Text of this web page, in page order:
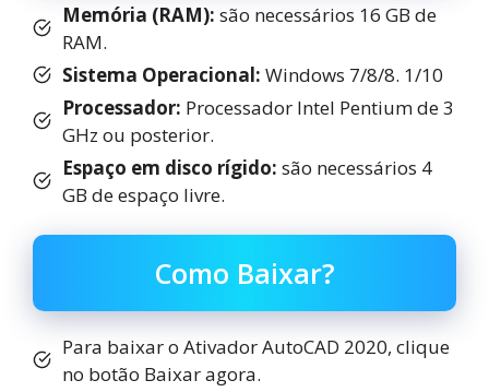
Memória (RAM): são necessários 16 GB de
RAM.
Sistema Operacional: Windows 7/8/8. 1/10
Processador: Processador Intel Pentium de 3
GHz ou posterior.
Espaço em disco rígido: são necessários 4
GB de espaço livre.
Como Baixar?
Para baixar o Ativador AutoCAD 2020, clique
no botão Baixar agora.